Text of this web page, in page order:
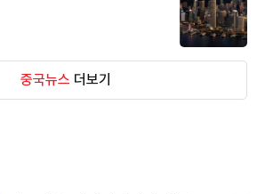
중국뉴스 더보기